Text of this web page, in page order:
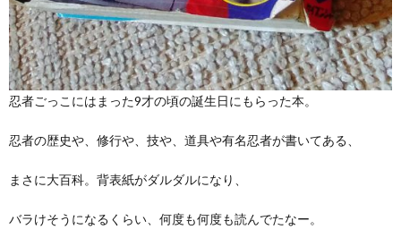
忍者ごっこにはまった9才の頃の誕生日にもらった本。
忍者の歴史や、修行や、技や、道具や有名忍者が書いてある、
まさに大百科。背表紙がダルダルになり、
バラけそうになるくらい、何度も何度も読んでたなー。